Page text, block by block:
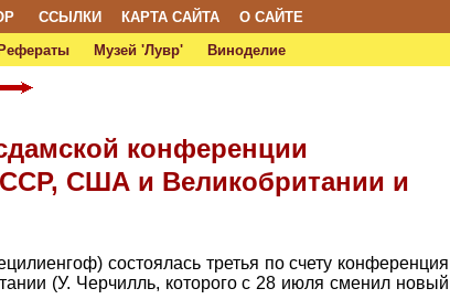
ССЫЛКИ КАРТА САЙТА
О САЙТЕ
Рефераты Музей 'Лувр' Виноделие
конференции
США и Великобритании и
состоялась третья по счету конференция
(У. Черчилль, которого с 28 июля сменил новый